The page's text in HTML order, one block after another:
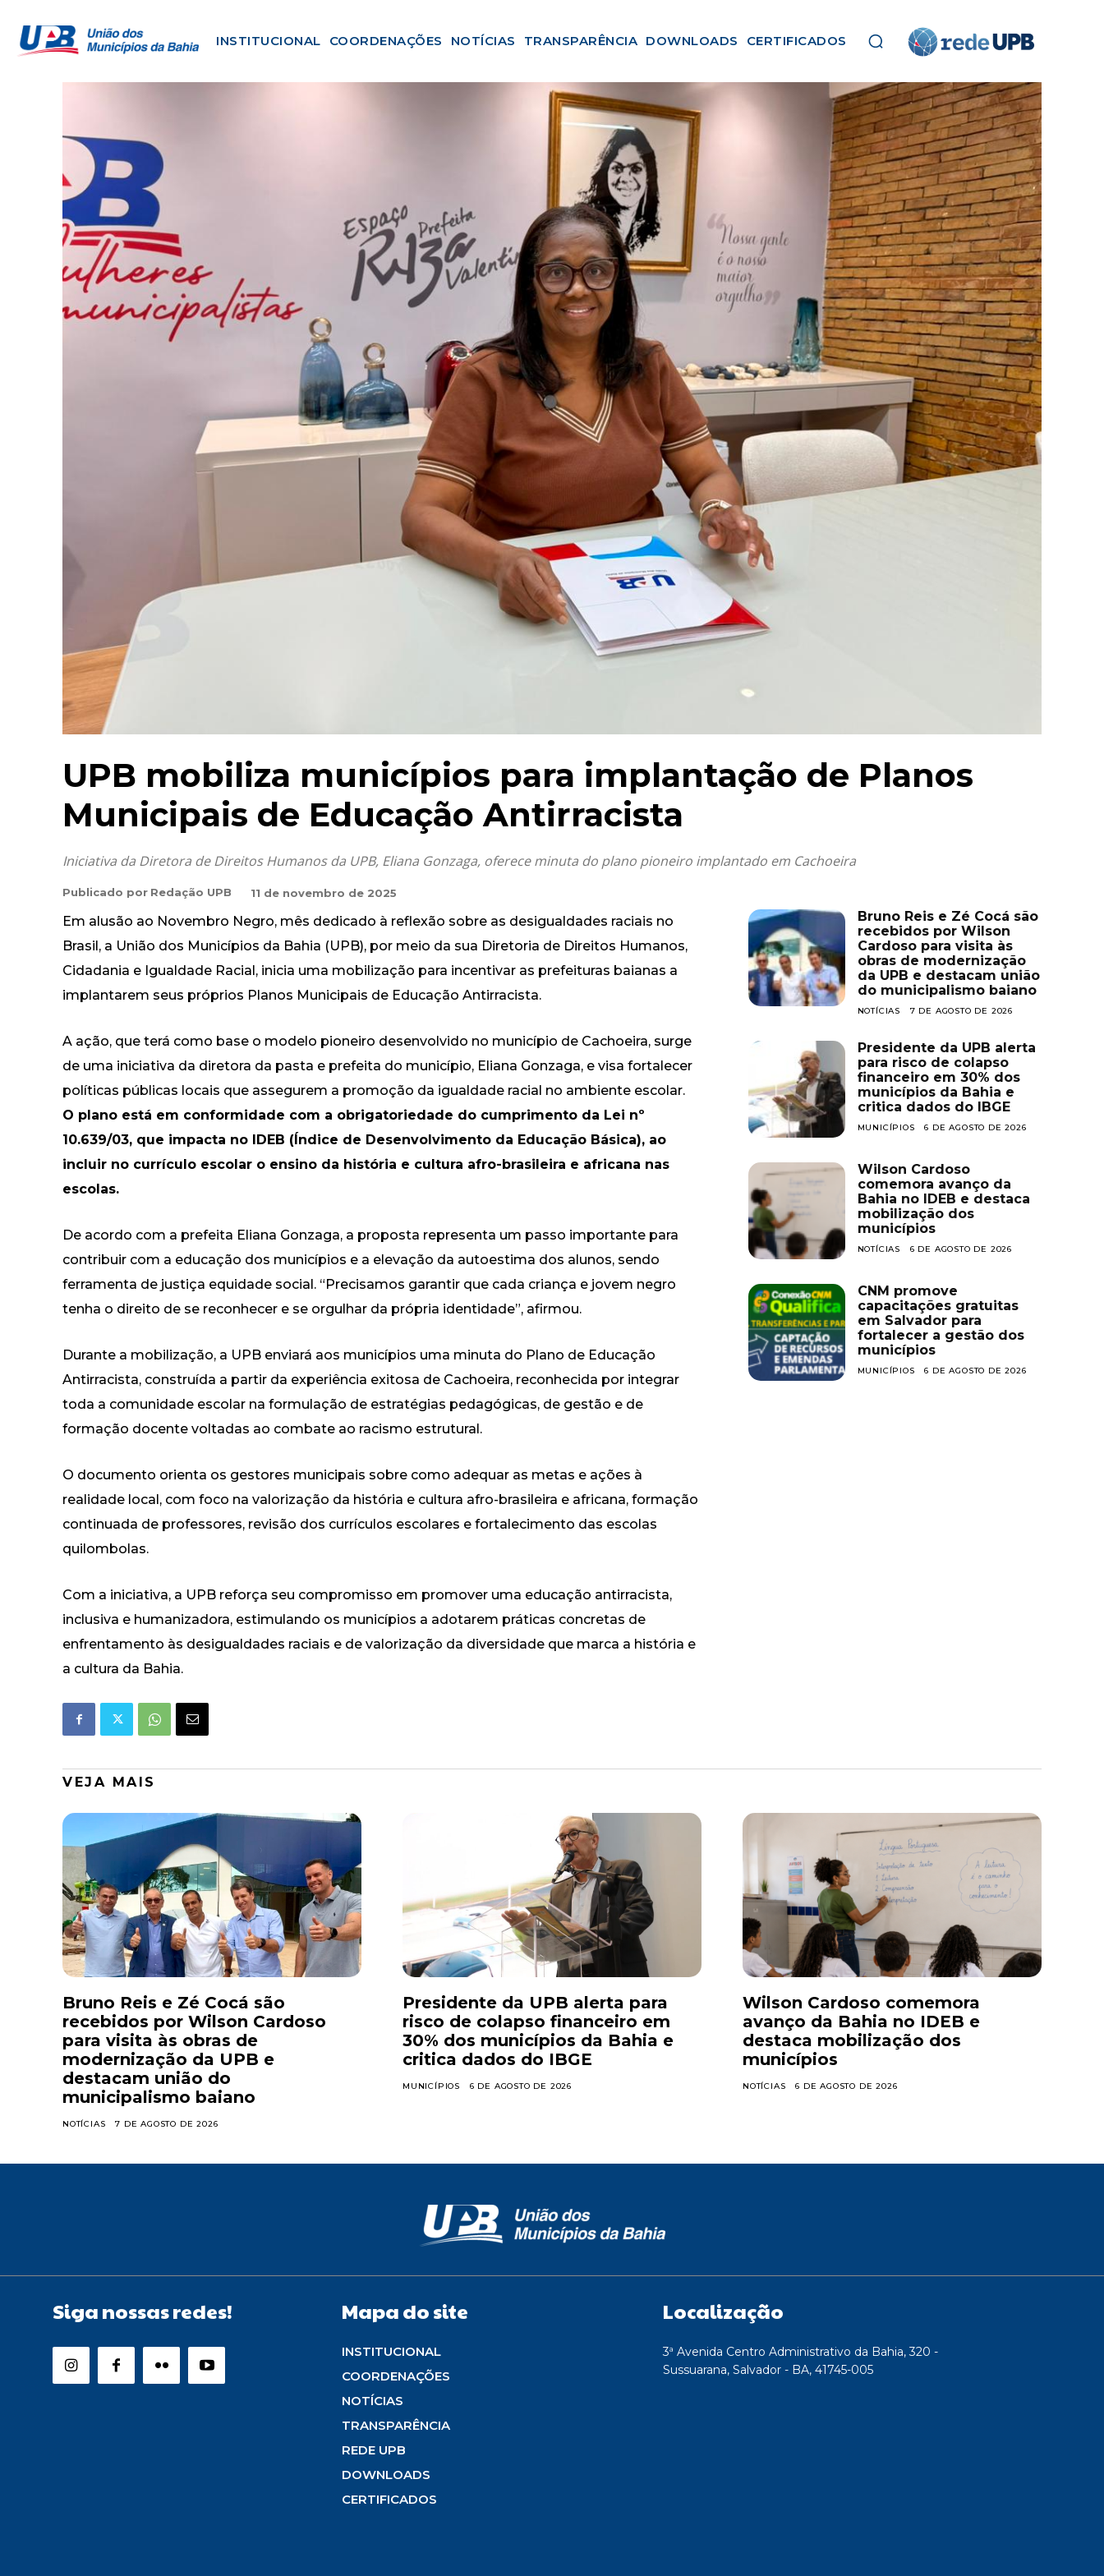
INSTITUCIONAL COORDENAÇÕES NOTÍCIAS TRANSPARÊNCIA DOWNLOADS CERTIFICADOS
UPB mobiliza municípios para implantação de Planos
Municipais de Educação Antirracista
Iniciativa da Diretora de Direitos Humanos da UPB, Eliana Gonzaga, oferece minuta do plano pioneiro implantado em Cachoeira
Publicado por Redação UPB 11 de novembro de 2025
Em alusão ao Novembro Negro, mês dedicado à reflexão sobre as desigualdades raciais no
Brasil, a União dos Municípios da Bahia (UPB), por meio da sua Diretoria de Direitos Humanos,
Cidadania e Igualdade Racial, inicia uma mobilização para incentivar as prefeituras baianas a
implantarem seus próprios Planos Municipais de Educação Antirracista.
A ação, que terá como base o modelo pioneiro desenvolvido no município de Cachoeira, surge
de uma iniciativa da diretora da pasta e prefeita do município, Eliana Gonzaga, e visa fortalecer
políticas públicas locais que assegurem a promoção da igualdade racial no ambiente escolar.
O plano está em conformidade com a obrigatoriedade do cumprimento da Lei nº
10.639/03, que impacta no IDEB (Índice de Desenvolvimento da Educação Básica), ao
incluir no currículo escolar o ensino da história e cultura afro-brasileira e africana nas
escolas.
De acordo com a prefeita Eliana Gonzaga, a proposta representa um passo importante para
contribuir com a educação dos municípios e a elevação da autoestima dos alunos, sendo
ferramenta de justiça equidade social. “Precisamos garantir que cada criança e jovem negro
tenha o direito de se reconhecer e se orgulhar da própria identidade”, afirmou.
Durante a mobilização, a UPB enviará aos municípios uma minuta do Plano de Educação
Antirracista, construída a partir da experiência exitosa de Cachoeira, reconhecida por integrar
toda a comunidade escolar na formulação de estratégias pedagógicas, de gestão e de
formação docente voltadas ao combate ao racismo estrutural.
O documento orienta os gestores municipais sobre como adequar as metas e ações à
realidade local, com foco na valorização da história e cultura afro-brasileira e africana, formação
continuada de professores, revisão dos currículos escolares e fortalecimento das escolas
quilombolas.
Com a iniciativa, a UPB reforça seu compromisso em promover uma educação antirracista,
inclusiva e humanizadora, estimulando os municípios a adotarem práticas concretas de
enfrentamento às desigualdades raciais e de valorização da diversidade que marca a história e
a cultura da Bahia.
Bruno Reis e Zé Cocá são
recebidos por Wilson
Cardoso para visita às
obras de modernização
da UPB e destacam união
do municipalismo baiano
NOTÍCIAS 7 DE AGOSTO DE 2026
Presidente da UPB alerta
para risco de colapso
financeiro em 30% dos
municípios da Bahia e
critica dados do IBGE
MUNICÍPIOS 6 DE AGOSTO DE 2026
Wilson Cardoso
comemora avanço da
Bahia no IDEB e destaca
mobilização dos
municípios
NOTÍCIAS 6 DE AGOSTO DE 2026
CNM promove
capacitações gratuitas
em Salvador para
fortalecer a gestão dos
municípios
MUNICÍPIOS 6 DE AGOSTO DE 2026
VEJA MAIS
Bruno Reis e Zé Cocá são
recebidos por Wilson Cardoso
para visita às obras de
modernização da UPB e
destacam união do
municipalismo baiano
NOTÍCIAS 7 DE AGOSTO DE 2026
Presidente da UPB alerta para
risco de colapso financeiro em
30% dos municípios da Bahia e
critica dados do IBGE
MUNICÍPIOS 6 DE AGOSTO DE 2026
Wilson Cardoso comemora
avanço da Bahia no IDEB e
destaca mobilização dos
municípios
NOTÍCIAS 6 DE AGOSTO DE 2026
Siga nossas redes! Mapa do site
INSTITUCIONAL
COORDENAÇÕES
NOTÍCIAS
TRANSPARÊNCIA
REDE UPB
DOWNLOADS
CERTIFICADOS
Localização
3ª Avenida Centro Administrativo da Bahia, 320 -
Sussuarana, Salvador - BA, 41745-005